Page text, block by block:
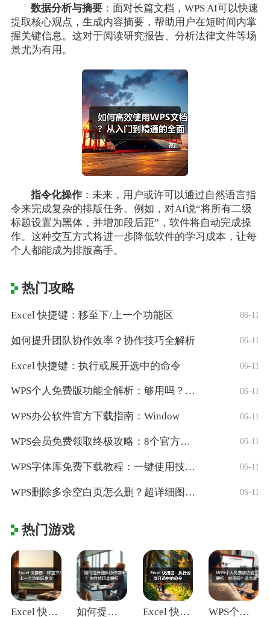
数据分析与摘要 ：面对长篇文档，WPS AI可以快速
提取核心观点，生成内容摘要，帮助用户在短时间内掌
握关键信息。这对于阅读研究报告、分析法律文件等场
景尤为有用。
指令化操作 ：未来，用户或许可以通过自然语言指
令来完成复杂的排版任务。例如，对AI说“将所有二级
标题设置为黑体，并增加段后距”，软件将自动完成操
作。这种交互方式将进一步降低软件的学习成本，让每
个人都能成为排版高手。
热门攻略
Excel 快捷键：移至下/上一个功能区 06-11
如何提升团队协作效率？协作技巧全解析 06-11
Excel 快捷键：执行或展开选中的命令 06-11
WPS个人免费版功能全解析：够用吗？适合 06-11
WPS办公软件官方下载指南：Window 06-11
WPS会员免费领取终极攻略：8个官方认证 06-11
WPS字体库免费下载教程：一键使用技巧与 06-11
WPS删除多余空白页怎么删？超详细图文教 06-11
热门游戏
Excel 快捷键：移至下/上一个功能区 如何提升团队协作效率？协作技巧全解析 Excel 快捷键：执行或展开选中的命令 WPS个人免费版功能全解析：够用吗？适合